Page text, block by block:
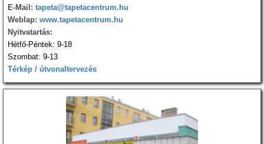
E-Mail: tapeta@tapetacentrum.hu
Weblap: www.tapetacentrum.hu
Nyitvatartás:
Hétfő-Péntek: 9-18
Szombat: 9-13
Térkép / útvonaltervezés